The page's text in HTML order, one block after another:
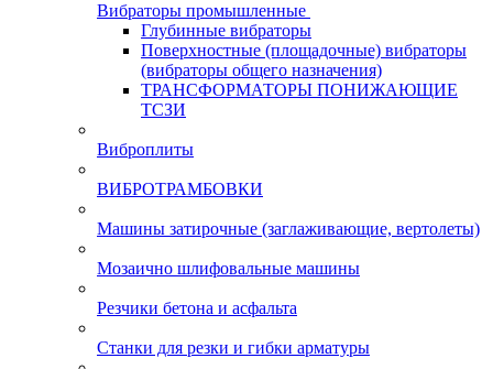
Вибраторы промышленные
Глубинные вибраторы
Поверхностные (площадочные) вибраторы
(вибраторы общего назначения)
ТРАНСФОРМАТОРЫ ПОНИЖАЮЩИЕ
ТСЗИ
Виброплиты
ВИБРОТРАМБОВКИ
Машины затирочные (заглаживающие, вертолеты)
Мозаично шлифовальные машины
Резчики бетона и асфальта
Станки для резки и гибки арматуры